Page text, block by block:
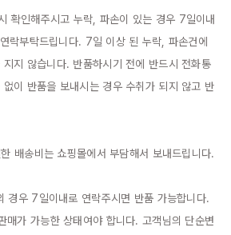
확인해주시고 누락, 파손이 있는 경우 7일이내
부탁드립니다. 7일 이상 된 누락, 파손건에
지 않습니다. 반품하시기 전에 반드시 전화통
이 반품을 보내시는 경우 수취가 되지 않고 반
배송비는 쇼핑몰에서 부담해서 보내드립니다.
경우 7일이내로 연락주시면 반품 가능합니다.
매가 가능한 상태여야 합니다. 고객님의 단순변